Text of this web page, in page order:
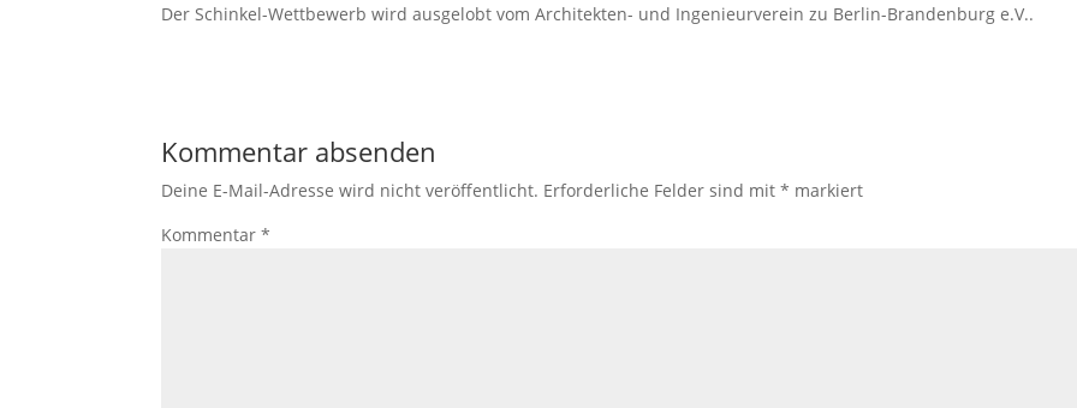
Der Schinkel-Wettbewerb wird ausgelobt vom Architekten- und Ingenieurverein zu Berlin-Brandenburg e.V..
Kommentar absenden
Deine E-Mail-Adresse wird nicht veröffentlicht. Erforderliche Felder sind mit* markiert
Kommentar*